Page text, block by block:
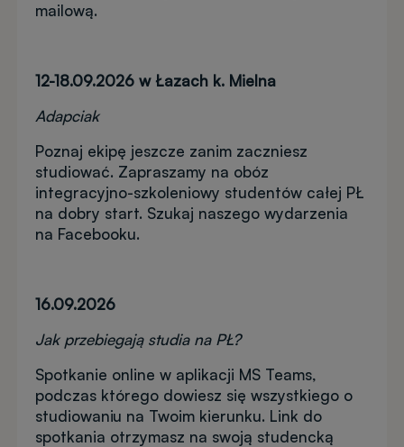
mailową.
12-18.09.2026 w Łazach k. Mielna
Adapciak
Poznaj ekipę jeszcze zanim zaczniesz
studiować. Zapraszamy na obóz
integracyjno-szkoleniowy studentów całej PŁ
na dobry start. Szukaj naszego wydarzenia
na Facebooku.
16.09.2026
Jak przebiegają studia na PŁ?
Spotkanie online w aplikacji MS Teams,
podczas którego dowiesz się wszystkiego o
studiowaniu na Twoim kierunku. Link do
spotkania otrzymasz na swoją studencką